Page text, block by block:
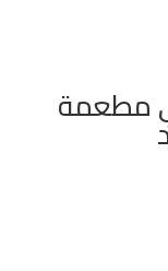
مطعمة